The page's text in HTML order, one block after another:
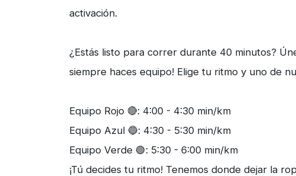
activación.
¿Estás listo para correr durante 40 minutos?
siempre haces equipo! Elige tu ritmo y uno de
Equipo Rojo 🔴: 4:00 - 4:30 min/km
Equipo Azul 🔵: 4:30 - 5:30 min/km
Equipo Verde 🟢: 5:30 - 6:00 min/km
¡Tú decides tu ritmo! Tenemos donde dejar la